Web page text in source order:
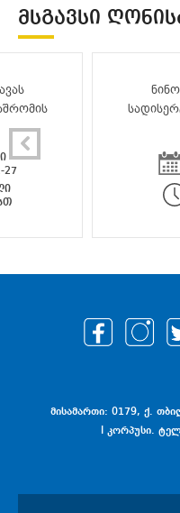
ᲛᲡᲒᲐᲕᲡᲘ
27
მისამართი: 0179, ქ.
I კორპუსი.